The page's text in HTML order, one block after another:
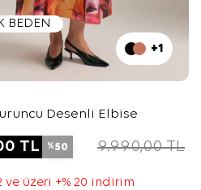
BEDEN
+1
Desenli Elbise
TL %50 9.990,00TL
ve üzeri +% 20 indirim